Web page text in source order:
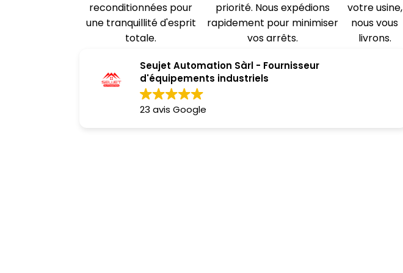
reconditionnées pour
une tranquillité d'esprit
totale.
priorité. Nous expédions
rapidement pour minimiser
vos arrêts.
votre usine,
nous vous
livrons.
Seujet Automation Sàrl - Fournisseur
d'équipements industriels
23 avis Google